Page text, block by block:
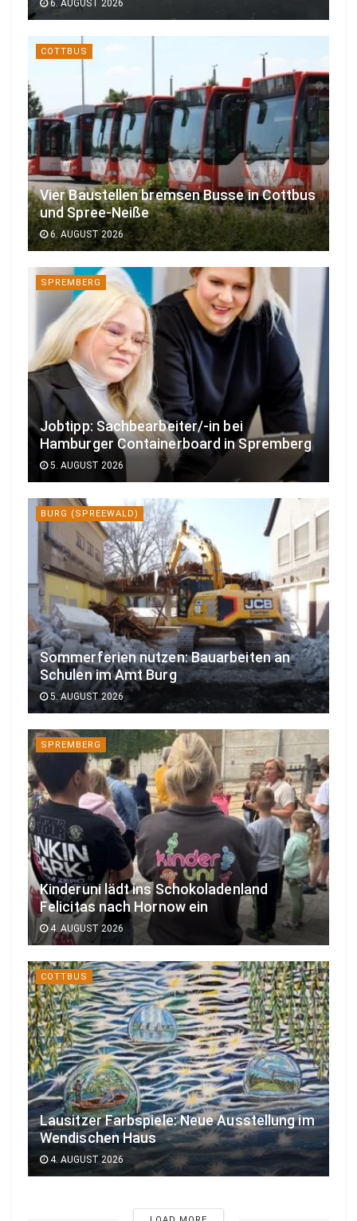
6. AUGUST 2026
COTTBUS
Vier Baustellen bremsen Busse in Cottbus
und Spree-Neiße
6. AUGUST 2026
SPREMBERG
Jobtipp: Sachbearbeiter/-in bei
Hamburger Containerboard in Spremberg
5. AUGUST 2026
BURG (SPREEWALD)
Sommerferien nutzen: Bauarbeiten an
Schulen im Amt Burg
5. AUGUST 2026
SPREMBERG
Kinderuni lädt ins Schokoladenland
Felicitas nach Hornow ein
4. AUGUST 2026
COTTBUS
Lausitzer Farbspiele: Neue Ausstellung im
Wendischen Haus
4. AUGUST 2026